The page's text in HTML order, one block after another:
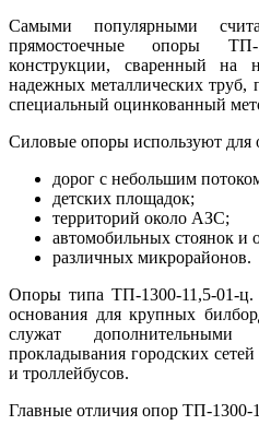
Самыми популярными
прямостоечные опоры
конструкции, сваренный на
надежных металлических труб,
специальный оцинкованный
Силовые опоры используют для
дорог с небольшим
детских площадок;
территорий около АЗС;
автомобильных стоянок и
различных микрорайонов.
Опоры типа ТП-1300-11,5-01-ц.
основания для крупных
служат
прокладывания городских
и троллейбусов.
Главные отличия опор ТП-1300-